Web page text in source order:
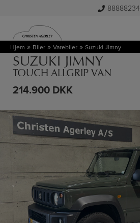
indholdet
88888234
Hjem » Biler » Varebiler » Suzuki Jimny
SUZUKI JIMNY
TOUCH ALLGRIP VAN
214.900 DKK